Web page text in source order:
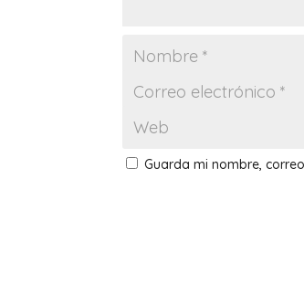
Guarda mi nombre,